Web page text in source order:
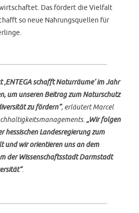
Das fördert die Vielfalt
so neue Nahrungsquellen für
‚ENTEGA schafft Naturräume‘ im Jahr
um unseren Beitrag zum Naturschutz
zu fördern“, erläutert Marcel
„Wir folgen
hessischen Landesregierung zum
und wir orientieren uns an dem
der Wissenschaftsstadt Darmstadt
.